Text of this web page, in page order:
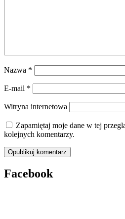
Nazwa *
E-mail *
Witryna internetowa
Zapamiętaj moje dane w tej
kolejnych komentarzy.
Facebook